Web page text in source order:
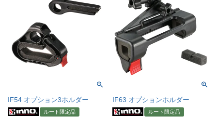
IF54 オプション3ホルダー
ルート限定品
IF63 オプションホルダー
ルート限定品